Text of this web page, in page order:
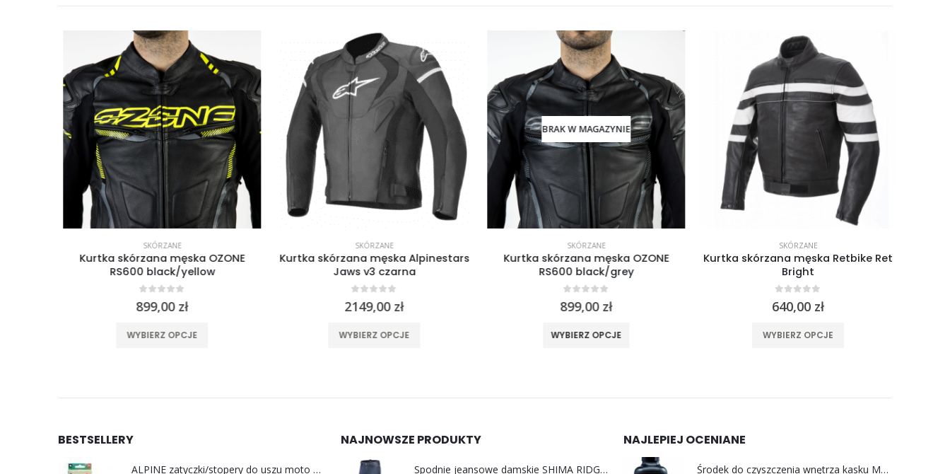
SKÓRZANE
Kurtka skórzana męska OZONE
RS600 black/yellow
out of 5
899,00zł
WYBIERZ OPCJE
SKÓRZANE
Kurtka skórzana męska Alpinestars
Jaws v3 czarna
out of 5
2149,00zł
WYBIERZ OPCJE
BRAK W MAGAZYNIE
SKÓRZANE
Kurtka skórzana męska OZONE
RS600 black/grey
out of 5
899,00zł
WYBIERZ OPCJE
SKÓRZANE
Kurtka skórzana męska Retbike Ret
Bright
out of 5
640,00zł
WYBIERZ OPCJE
BESTSELLERY
ALPINE zatyczki/stopery do uszu moto MotoSafe Pro
NAJNOWSZE PRODUKTY
Spodnie jeansowe damskie SHIMA RIDGE LADY blue
NAJLEPIEJ OCENIANE
Środek do czyszczenia wnętrza kasku Motul M2 HELMET INTERIOR 250ml